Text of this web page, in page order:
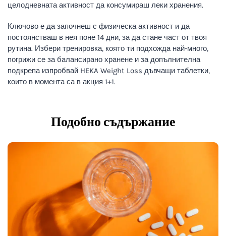
целодневната активност да консумираш леки хранения.
Ключово е да започнеш с физическа активност и да
постоянстваш в нея поне 14 дни, за да стане част от твоя
рутина. Избери тренировка, която ти подхожда най-много,
погрижи се за балансирано хранене и за допълнителна
подкрепа изпробвай HEKA Weight Loss дъвчащи таблетки,
които в момента са в акция 1+1.
Подобно съдържание